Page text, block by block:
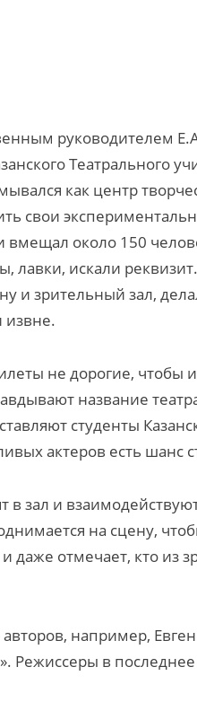
руководителем
Театрального
как центр
свои
вмещал около 150
лавки, искали
и зрительный зал,
извне.
не дорогие, чтобы
название
студенты
актеров есть шанс
в зал и
на сцену,
даже отмечает, кто из
например,
Режиссеры в